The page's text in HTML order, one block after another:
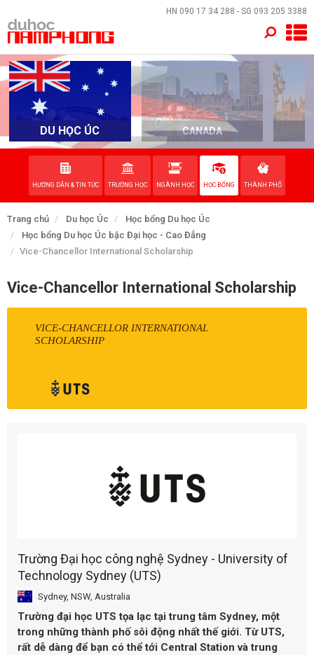
HN 090 17 34 288 - SG 093 205 3388
DU HỌC ÚC CANADA
HƯỚNG DẪN & TIN TỨC TRƯỜNG HỌC NGÀNH HỌC HỌC BỔNG THÀNH PHỐ
Trang chủ Du học Úc
Học bổng Du học Úc
Học bổng Du học Úc bậc Đại học - Cao Đẳng
Vice-Chancellor International Scholarship
Vice-Chancellor International Scholarship
VICE-CHANCELLOR INTERNATIONAL
SCHOLARSHIP
Trường Đại học công nghệ Sydney - University of
Technology Sydney (UTS)
Sydney, NSW, Australia
Trường đại học UTS tọa lạc tại trung tâm Sydney, một
trong những thành phố sôi động nhất thế giới. Từ UTS,
rất dễ dàng để bạn có thể tới Central Station và trung
×
TRANG CHỦ
QUỐC GIA
EVENTS
VỀ NAM PHONG
LIÊN HỆ